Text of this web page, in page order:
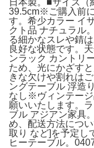
39.5cm※ご購入前
す。希少カラー イ
クト品 ナチュラル
る細かなスレや錆
良好な状態です。
ンラック カントリ
ため、光にかざす
きな欠けや割れは
ングテーブル 浮造
なし※ヴィンテー
願いいたします。
ブル アジアン家具
め、配送方法につ
取り など]を予定し
ヒーテーブル。